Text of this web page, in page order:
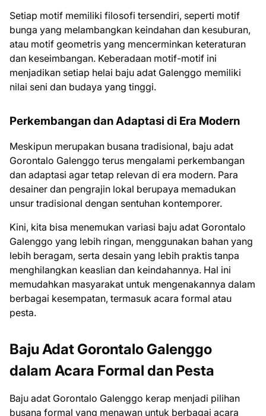
Setiap motif memiliki filosofi tersendiri, seperti motif
bunga yang melambangkan keindahan dan kesuburan,
atau motif geometris yang mencerminkan keteraturan
dan keseimbangan. Keberadaan motif-motif ini
menjadikan setiap helai baju adat Galenggo memiliki
nilai seni dan budaya yang tinggi.
Perkembangan dan Adaptasi di Era Modern
Meskipun merupakan busana tradisional, baju adat
Gorontalo Galenggo terus mengalami perkembangan
dan adaptasi agar tetap relevan di era modern. Para
desainer dan pengrajin lokal berupaya memadukan
unsur tradisional dengan sentuhan kontemporer.
Kini, kita bisa menemukan variasi baju adat Gorontalo
Galenggo yang lebih ringan, menggunakan bahan yang
lebih beragam, serta desain yang lebih praktis tanpa
menghilangkan keaslian dan keindahannya. Hal ini
memudahkan masyarakat untuk mengenakannya dalam
berbagai kesempatan, termasuk acara formal atau
pesta.
Baju Adat Gorontalo Galenggo
dalam Acara Formal dan Pesta
Baju adat Gorontalo Galenggo kerap menjadi pilihan
busana formal yang menawan untuk berbagai acara